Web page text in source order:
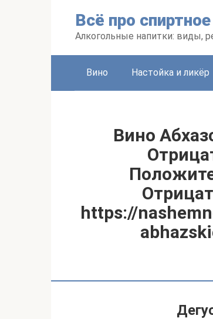
Всё про спиртное
Алкогольные напитки: виды,
Вино Настойка и ликёр
Вино
https://